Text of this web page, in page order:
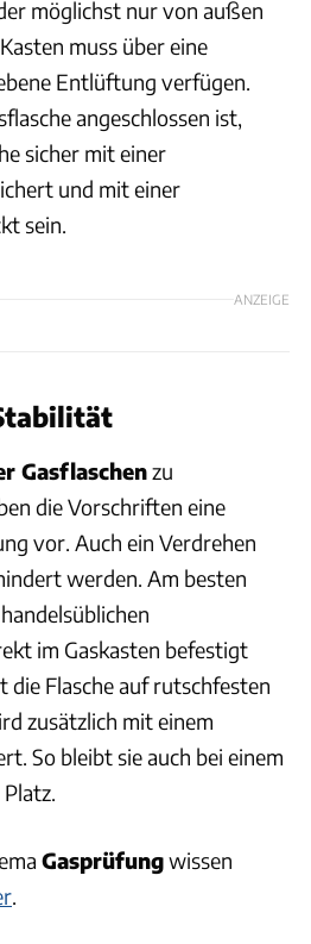
möglichst nur von außen
muss über eine
Entlüftung verfügen.
angeschlossen ist,
sicher mit einer
und mit einer
sein.
ANZEIGE
Gasflaschenzu
die Vorschriften eine
vor. Auch ein Verdrehen
werden. Am besten
im Gaskasten befestigt
Flasche auf rutschfesten
zusätzlich mit einem
So bleibt sie auch bei einem
Gasprüfungwissen